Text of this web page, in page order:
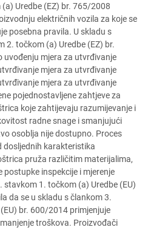
Uredbe (EZ) br. 765/2008
električnih vozila za koje se
posebna pravila. U skladu s
2. točkom (a) Uredbe (EZ) br.
uvođenju mjera za utvrđivanje
mjera za utvrđivanje
mjera za utvrđivanje
pojednostavljene zahtjeve za
koje zahtijevaju razumijevanje i
radne snage i smanjujući
osoblja nije dostupno. Proces
dosljednih karakteristika
pruža različitim materijalima,
inspekcije i mjerenje
stavkom 1. točkom (a) Uredbe (EU)
da se u skladu s člankom 3.
br. 600/2014 primjenjuje
troškova. Proizvođači